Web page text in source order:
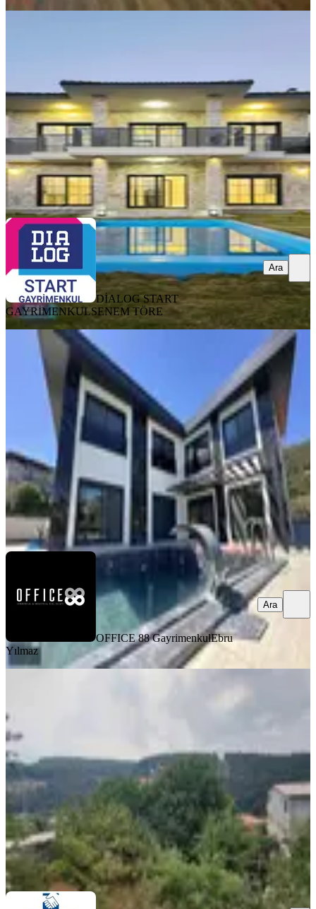
5+1·500 m²·18.05.2026
19.250.000 ₺
DİALOG START GAYRİMENKULSENEM TÖRE
Ara
DİALOG START
GAYRİMENKULSENEM TÖRE
Ara
SIFIR BİNA
Homeros Vadisi Eteklerinde Özel
Havuzlu Satılık 5+2 Villa
Bornova, Çamiçi Mahallesi
·350 m²·15.05.2026
32.000.000 ₺
OFFICE 88 Gayrimenkul Ebru Yılmaz
OFFICE 88 GayrimenkulEbru
Yılmaz
Ara
Karaçam'da Satılık Müstakil Bahçeli
4+2·1053 m²·06.05.2026
13.500.000 ₺
TURYAP BORNOVA TEMSİLCİLİĞİ ÖZCAN GÜRBÜZ